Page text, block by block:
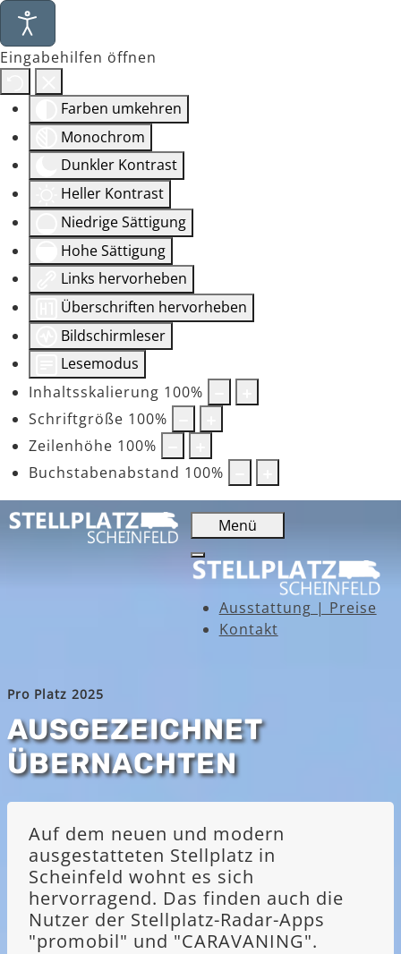
Eingabehilfen öffnen
Farben umkehren
Monochrom
Dunkler Kontrast
Heller Kontrast
Niedrige Sättigung
Hohe Sättigung
Links hervorheben
Überschriften hervorheben
Bildschirmleser
Lesemodus
Inhaltsskalierung 100%
Schriftgröße 100%
Zeilenhöhe 100%
Buchstabenabstand 100%
Menü
Ausstattung | Preise
Kontakt
Pro Platz 2025
AUSGEZEICHNET
ÜBERNACHTEN
Auf dem neuen und modern
ausgestatteten Stellplatz in
Scheinfeld wohnt es sich
hervorragend. Das finden auch die
Nutzer der Stellplatz-Radar-Apps
"promobil" und "CARAVANING".